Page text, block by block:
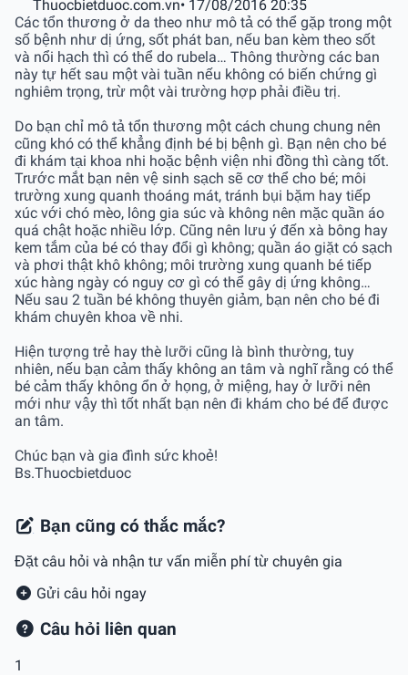
Thuocbietduoc.com.vn• 17/08/2016 20:35
Các tổn thương ở da theo như mô tả có thể gặp trong một
số bệnh như dị ứng, sốt phát ban, nếu ban kèm theo sốt
và nổi hạch thì có thể do rubela… Thông thường các ban
này tự hết sau một vài tuần nếu không có biến chứng gì
nghiêm trọng, trừ một vài trường hợp phải điều trị.
Do bạn chỉ mô tả tổn thương một cách chung chung nên
cũng khó có thể khẳng định bé bị bệnh gì. Bạn nên cho bé
đi khám tại khoa nhi hoặc bệnh viện nhi đồng thì càng tốt.
Trước mắt bạn nên vệ sinh sạch sẽ cơ thể cho bé; môi
trường xung quanh thoáng mát, tránh bụi bặm hay tiếp
xúc với chó mèo, lông gia súc và không nên mặc quần áo
quá chật hoặc nhiều lớp. Cũng nên lưu ý đến xà bông hay
kem tắm của bé có thay đổi gì không; quần áo giặt có sạch
và phơi thật khô không; môi trường xung quanh bé tiếp
xúc hàng ngày có nguy cơ gì có thể gây dị ứng không…
Nếu sau 2 tuần bé không thuyên giảm, bạn nên cho bé đi
khám chuyên khoa về nhi.
Hiện tượng trẻ hay thè lưỡi cũng là bình thường, tuy
nhiên, nếu bạn cảm thấy không an tâm và nghĩ rằng có thể
bé cảm thấy không ổn ở họng, ở miệng, hay ở lưỡi nên
mới như vậy thì tốt nhất bạn nên đi khám cho bé để được
an tâm.
Chúc bạn và gia đình sức khoẻ!
Bs.Thuocbietduoc
Bạn cũng có thắc mắc?
Đặt câu hỏi và nhận tư vấn miễn phí từ chuyên gia
Gửi câu hỏi ngay
Câu hỏi liên quan
1